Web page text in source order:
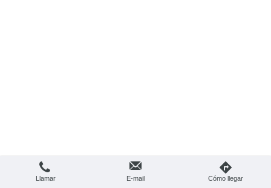
Llamar E-mail Cómo llegar